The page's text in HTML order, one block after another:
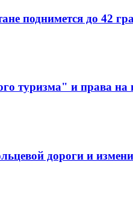
поднимется до 42
туризма" и права на
дороги и